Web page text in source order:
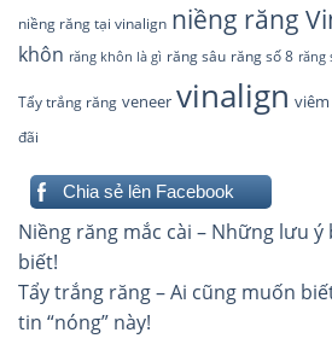
niềng răng tại vinalign niềng răng
khôn răng khôn là gì răng sâu răng số 8 răng
Tẩy trắng răng veneer vinalign
đãi
Chia sẻ lên Facebook
Điều
hướng
bài
viết
Niềng răng mắc cài – Những lưu
biết!
Tẩy trắng răng – Ai cũng muốn
tin “nóng” này!